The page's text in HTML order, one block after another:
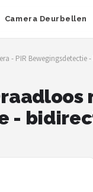
Camera Deurbellen
- PIR
-